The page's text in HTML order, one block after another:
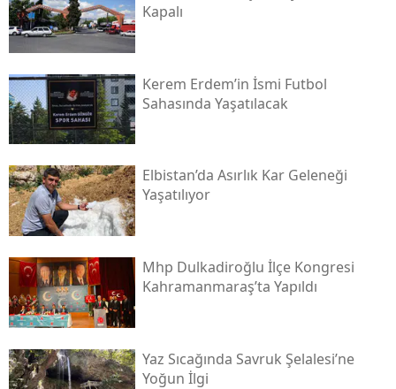
Kapalı
Kerem Erdem’in İsmi Futbol
Sahasında Yaşatılacak
Elbistan’da Asırlık Kar Geleneği
Yaşatılıyor
Mhp Dulkadiroğlu İlçe Kongresi
Kahramanmaraş’ta Yapıldı
Yaz Sıcağında Savruk Şelalesi’ne
Yoğun İlgi